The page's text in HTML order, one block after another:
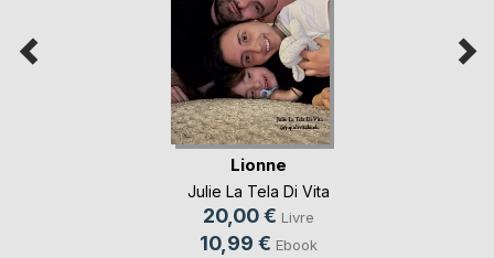
Lionne
Julie La Tela Di Vita
20,00 € Livre
10,99 € Ebook